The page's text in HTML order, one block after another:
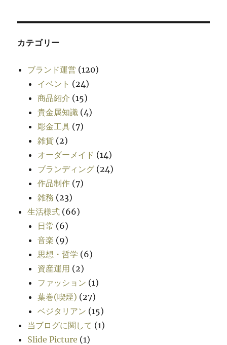
カテゴリー
ブランド運営 (120)
イベント (24)
商品紹介 (15)
貴金属知識 (4)
彫金工具 (7)
雑貨 (2)
オーダーメイド (14)
ブランディング (24)
作品制作 (7)
雑務 (23)
生活様式 (66)
日常 (6)
音楽 (9)
思想・哲学 (6)
資産運用 (2)
ファッション (1)
葉巻(喫煙) (27)
ベジタリアン (15)
当ブログに関して (1)
Slide Picture (1)